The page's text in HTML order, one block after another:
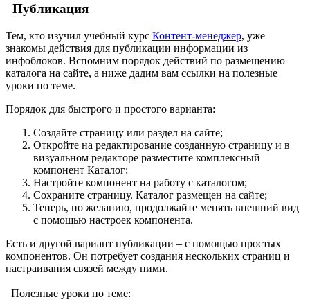
Публикация
Тем, кто изучил учебный курс Контент-менеджер, уже
знакомы действия для публикации информации из
инфоблоков. Вспомним порядок действий по размещению
каталога на сайте, а ниже дадим вам ссылки на полезные
уроки по теме.
Порядок для быстрого и простого варианта:
Создайте страницу или раздел на сайте;
Откройте на редактирование созданную страницу и в
визуальном редакторе разместите комплексный
компонент Каталог;
Настройте компонент на работу с каталогом;
Сохраните страницу. Каталог размещен на сайте;
Теперь, по желанию, продолжайте менять внешний вид
с помощью настроек компонента.
Есть и другой вариант публикации – с помощью простых
компонентов. Он потребует создания нескольких страниц и
настраивания связей между ними.
Полезные уроки по теме: